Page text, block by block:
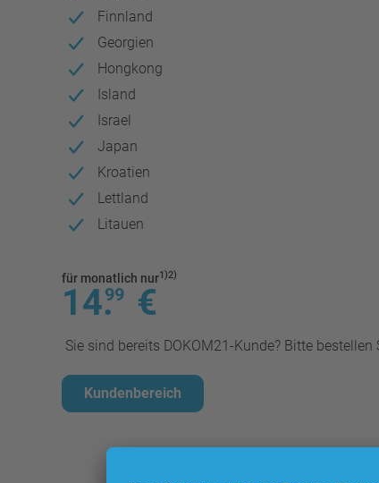
Finnland
Georgien
Hongkong
Island
Israel
Japan
Kroatien
Lettland
Litauen
für monatlich nur1)2)
14.99 €
Sie sind bereits DOKOM21-Kunde? Bitte bestellen
Kundenbereich